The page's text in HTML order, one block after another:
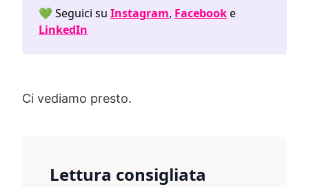
💚 Seguici su Instagram, Facebooke
LinkedIn
Ci vediamo presto.
Lettura consigliata